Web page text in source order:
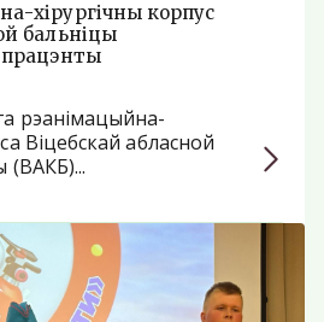
хірургічны корпус
бальніцы
працэнты
рэанімацыйна-
Віцебскай абласной
(ВАКБ)...